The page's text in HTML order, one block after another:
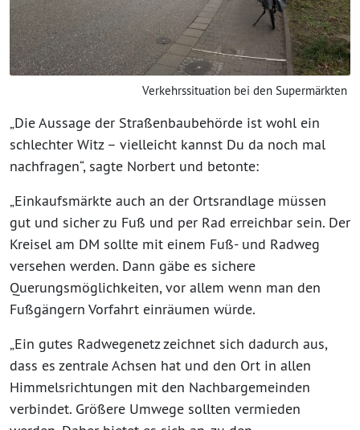
Verkehrssituation bei den Supermärkten
„Die Aussage der Straßenbaubehörde ist wohl ein
schlechter Witz – vielleicht kannst Du da noch mal
nachfragen“, sagte Norbert und betonte:
„Einkaufsmärkte auch an der Ortsrandlage müssen
gut und sicher zu Fuß und per Rad erreichbar sein. Der
Kreisel am DM sollte mit einem Fuß- und Radweg
versehen werden. Dann gäbe es sichere
Querungsmöglichkeiten, vor allem wenn man den
Fußgängern Vorfahrt einräumen würde.
„Ein gutes Radwegenetz zeichnet sich dadurch aus,
dass es zentrale Achsen hat und den Ort in allen
Himmelsrichtungen mit den Nachbargemeinden
verbindet. Größere Umwege sollten vermieden